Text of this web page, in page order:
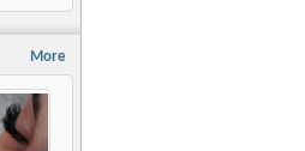
More